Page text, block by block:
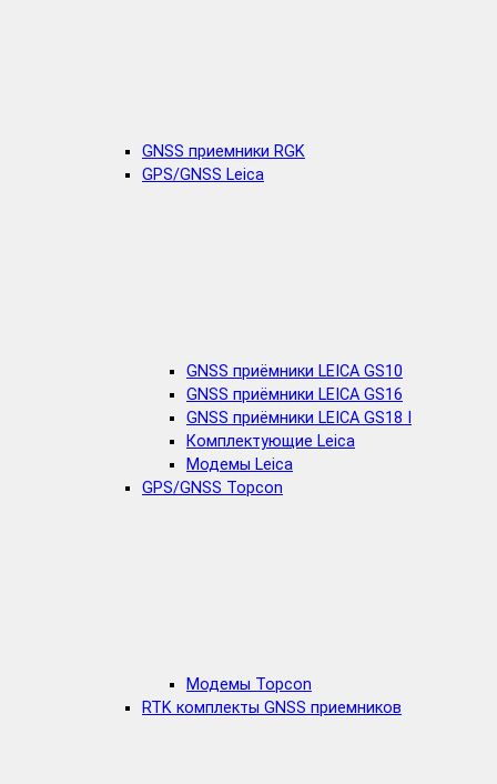
GNSS приемники RGK
GPS/GNSS Leica
GNSS приёмники LEICA GS10
GNSS приёмники LEICA GS16
GNSS приёмники LEICA GS18 I
Комплектующие Leica
Модемы Leica
GPS/GNSS Topcon
Модемы Topcon
RTK комплекты GNSS приемников